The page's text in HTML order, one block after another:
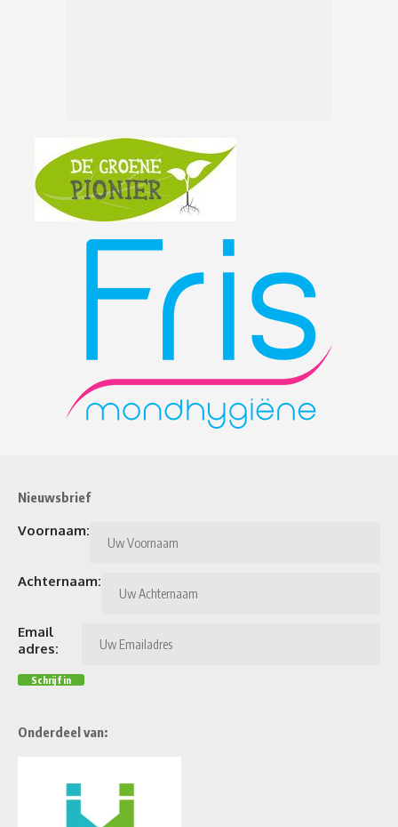
Nieuwsbrief
Voornaam:
Achternaam:
Email
adres:
Onderdeel van: